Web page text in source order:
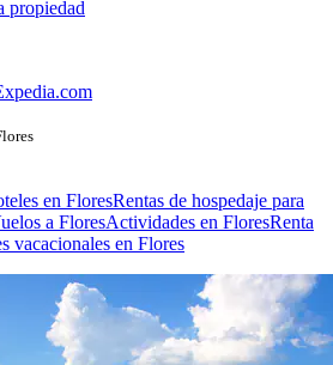
propiedad
en FloresRentas de hospedaje para
a FloresActividades en FloresRenta
vacacionales en Flores